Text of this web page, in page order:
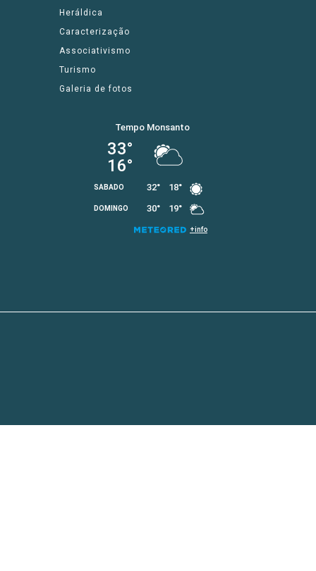
Heráldica
Caracterização
Associativismo
Turismo
Galeria de fotos